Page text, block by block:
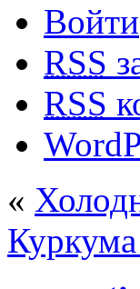
Войти
RSS
RSS
«